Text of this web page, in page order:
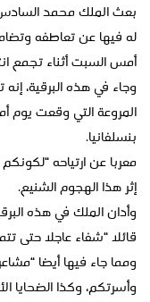
بعث الملك محمد السادس
له فيها عن تعاطفه
أمس السبت أثناء تجمع
وجاء في هذه البرقية، إنه
المروعة التي وقعت يوم
بنسلفانيا.
معربا عن ارتياحه
إثر هذا الهجوم الشنيع.
وأدان الملك في هذه
قائلا “شفاء عاجلا حتى
ومما جاء فيها أيضا
وأسرتكم، وكذا الضحايا